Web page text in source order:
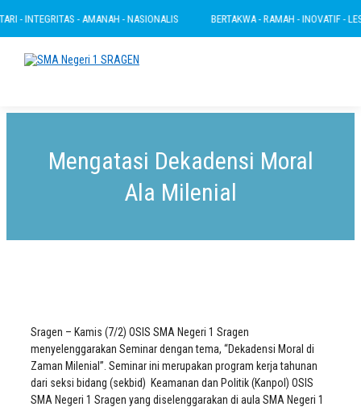
- INTEGRITAS - AMANAH - NASIONALIS BERTAKWA - RAMAH - INOVATIF -
Mengatasi Dekadensi Moral
Ala Milenial
Sragen – Kamis (7/2) OSIS SMA Negeri 1 Sragen
menyelenggarakan Seminar dengan tema, “Dekadensi Moral di
Zaman Milenial”. Seminar ini merupakan program kerja tahunan
dari seksi bidang (sekbid) Keamanan dan Politik (Kanpol) OSIS
SMA Negeri 1 Sragen yang diselenggarakan di aula SMA Negeri 1